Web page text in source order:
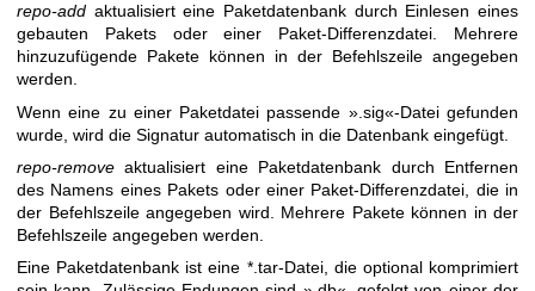
repo-add aktualisiert eine Paketdatenbank durch Einlesen eines
gebauten Pakets oder einer Paket-Differenzdatei. Mehrere
hinzuzufügende Pakete können in der Befehlszeile angegeben
werden.
Wenn eine zu einer Paketdatei passende ».sig«-Datei gefunden
wurde, wird die Signatur automatisch in die Datenbank eingefügt.
repo-remove aktualisiert eine Paketdatenbank durch Entfernen
des Namens eines Pakets oder einer Paket-Differenzdatei, die in
der Befehlszeile angegeben wird. Mehrere Pakete können in der
Befehlszeile angegeben werden.
Eine Paketdatenbank ist eine *.tar-Datei, die optional komprimiert